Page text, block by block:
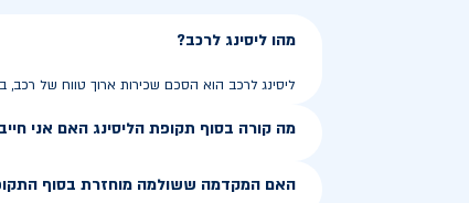
מהו ליסינג לרכב?
ליסינג לרכב הוא הסכם שכירות ארוך טווח של
מה קורה בסוף תקופת הליסינג האם אני
האם המקדמה ששולמה מוחזרת בסוף